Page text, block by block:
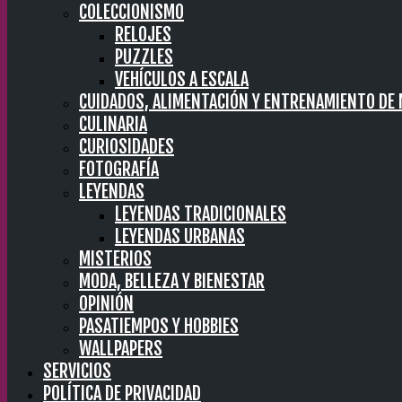
COLECCIONISMO
RELOJES
PUZZLES
VEHÍCULOS A ESCALA
CUIDADOS, ALIMENTACIÓN Y ENTRENAMIENTO DE
CULINARIA
CURIOSIDADES
FOTOGRAFÍA
LEYENDAS
LEYENDAS TRADICIONALES
LEYENDAS URBANAS
MISTERIOS
MODA, BELLEZA Y BIENESTAR
OPINIÓN
PASATIEMPOS Y HOBBIES
WALLPAPERS
SERVICIOS
POLÍTICA DE PRIVACIDAD